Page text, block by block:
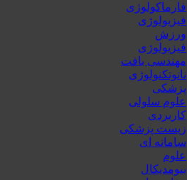
فارماکولوژی
فیزیولوژی
ورزش
فیزیولوژی
مهندسی بافت
نانوتکنولوژی
پزشکی
علوم سلولی
کاربردی
زیست پزشکی
سامانه ای
علوم
بیومدیکال